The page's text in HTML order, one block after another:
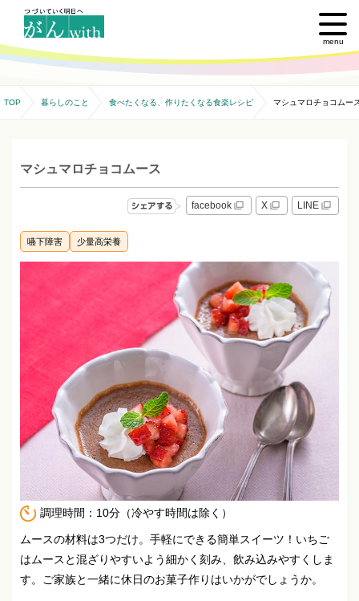
menu
TOP 暮らしのこと 食べたくなる、作りたくなる食楽レシピ マシュマロチョコムー
マシュマロチョコムース
facebook X LINE
嚥下障害 少量高栄養
調理時間：10分（冷やす時間は除く）
ムースの材料は3つだけ。手軽にできる簡単スイーツ！ いちご
はムースと混ざりやすいよう細かく刻み、飲み込みやすくしま
す。
ご家族と一緒に休日のお菓子作りはいかがでしょうか。